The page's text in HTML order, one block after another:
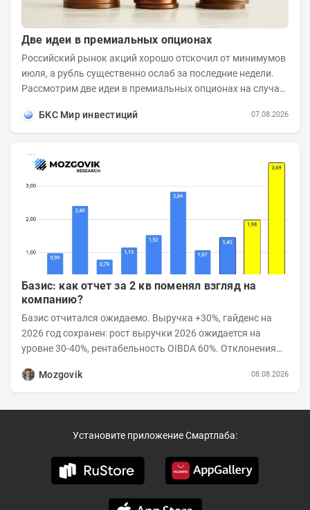
Две идеи в премиальных опционах
Российский рынок акций хорошо отскочил от минимумов
июля, а рубль существенно ослаб за последние недели.
Рассмотрим две идеи в премиальных опционах на случай
БКС Мир инвестиций
07.08.2026
Базис: как отчет за 2 кв поменял взгляд на
компанию?
Базис отчитался ожидаемо. Выручка +30%, гайденс на
2026 год сохранен: рост выручки 2026 ожидается на
уровне 30-40%, рентабельность OIBDA 60%. Отклонения
Mozgovik
08.08.2026
Установите приложение Смартлаба: